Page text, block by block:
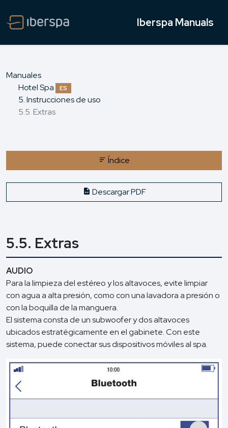
Iberspa Manuals
Manuales
Hotel Spa
ES
5. Instrucciones de uso
5.5. Extras
Índice
Descargar PDF
5.5. Extras
AUDIO
Para la limpieza del estéreo y los altavoces, evite limpiar
con agua a alta presión, como con una lavadora a presión o
con la boquilla de la manguera.
El sistema consta de un subwoofer y dos altavoces
ubicados estratégicamente en el gabinete. Con este
sistema, puede conectar sus dispositivos móviles al spa.